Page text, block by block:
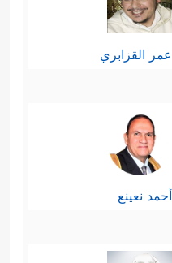
عمر القزابري
أحمد نعينع